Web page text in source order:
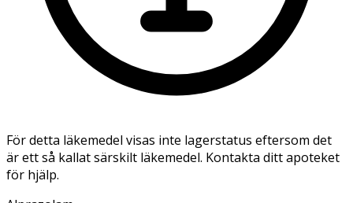
För detta läkemedel visas inte lagerstatus eftersom det
är ett så kallat särskilt läkemedel. Kontakta ditt apoteket
för hjälp.